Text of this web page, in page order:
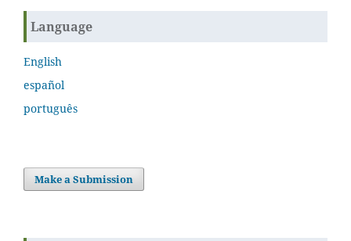
Language
English
español
português
Make a Submission